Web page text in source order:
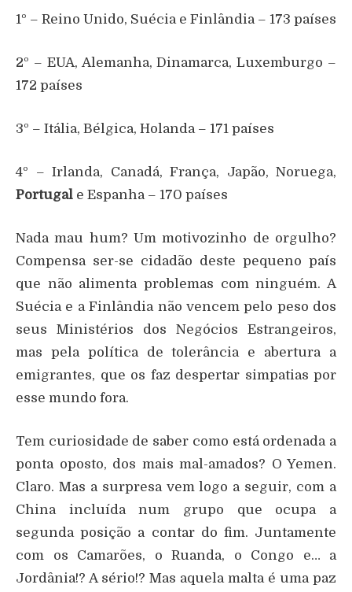
1º – Reino Unido, Suécia e Finlândia – 173 países
2º – EUA, Alemanha, Dinamarca, Luxemburgo –
172 países
3º – Itália, Bélgica, Holanda – 171 países
4º – Irlanda, Canadá, França, Japão, Noruega,
Portugal e Espanha – 170 países
Nada mau hum? Um motivozinho de orgulho?
Compensa ser-se cidadão deste pequeno país
que não alimenta problemas com ninguém. A
Suécia e a Finlândia não vencem pelo peso dos
seus Ministérios dos Negócios Estrangeiros,
mas pela política de tolerância e abertura a
emigrantes, que os faz despertar simpatias por
esse mundo fora.
Tem curiosidade de saber como está ordenada a
ponta oposto, dos mais mal-amados? O Yemen.
Claro. Mas a surpresa vem logo a seguir, com a
China incluída num grupo que ocupa a
segunda posição a contar do fim. Juntamente
com os Camarões, o Ruanda, o Congo e… a
Jordânia!? A sério!? Mas aquela malta é uma paz